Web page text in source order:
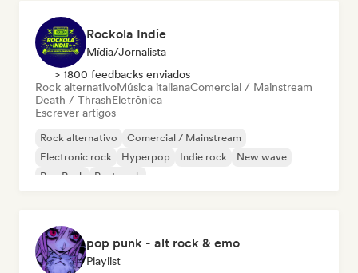
Rockola Indie
Mídia/Jornalista
> 1800 feedbacks enviados
Rock alternativoMúsica italianaComercial / Mainstream
Death / ThrashEletrônica
Escrever artigos
Rock alternativo
Comercial / Mainstream
Electronic rock
Hyperpop Indie rock
New wave
Pop Punk
Post punk
pop punk - alt rock & emo
Playlist